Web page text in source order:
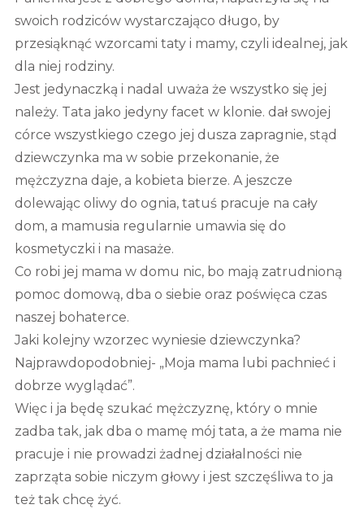
swoich rodziców wystarczająco długo, by
przesiąknąć wzorcami taty i mamy, czyli idealnej, jak
dla niej rodziny.
Jest jedynaczką i nadal uważa że wszystko się jej
należy. Tata jako jedyny facet w klonie. dał swojej
córce wszystkiego czego jej dusza zapragnie, stąd
dziewczynka ma w sobie przekonanie, że
mężczyzna daje, a kobieta bierze. A jeszcze
dolewając oliwy do ognia, tatuś pracuje na cały
dom, a mamusia regularnie umawia się do
kosmetyczki i na masaże.
Co robi jej mama w domu nic, bo mają zatrudnioną
pomoc domową, dba o siebie oraz poświęca czas
naszej bohaterce.
Jaki kolejny wzorzec wyniesie dziewczynka?
Najprawdopodobniej- „Moja mama lubi pachnieć i
dobrze wyglądać”.
Więc i ja będę szukać mężczyznę, który o mnie
zadba tak, jak dba o mamę mój tata, a że mama nie
pracuje i nie prowadzi żadnej działalności nie
zaprząta sobie niczym głowy i jest szczęśliwa to ja
też tak chcę żyć.